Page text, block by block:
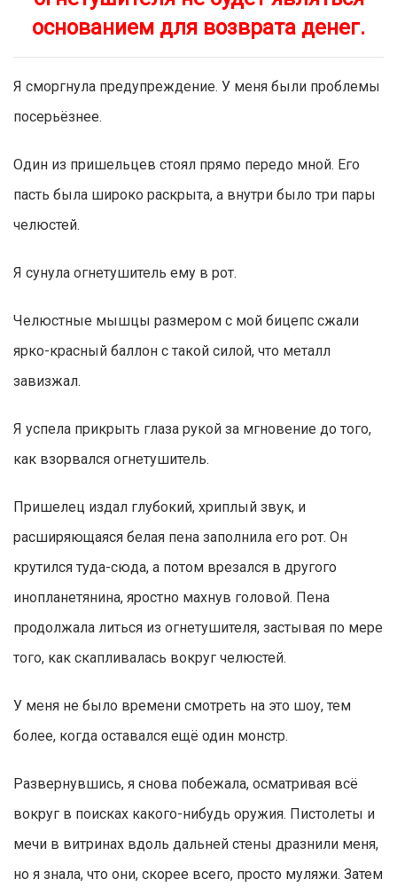
основанием для возврата денег.
Я сморгнула предупреждение. У меня были проблемы
посерьёзнее.
Один из пришельцев стоял прямо передо мной. Его
пасть была широко раскрыта, а внутри было три пары
челюстей.
Я сунула огнетушитель ему в рот.
Челюстные мышцы размером с мой бицепс сжали
ярко-красный баллон с такой силой, что металл
завизжал.
Я успела прикрыть глаза рукой за мгновение до того,
как взорвался огнетушитель.
Пришелец издал глубокий, хриплый звук, и
расширяющаяся белая пена заполнила его рот. Он
крутился туда-сюда, а потом врезался в другого
инопланетянина, яростно махнув головой. Пена
продолжала литься из огнетушителя, застывая по мере
того, как скапливалась вокруг челюстей.
У меня не было времени смотреть на это шоу, тем
более, когда оставался ещё один монстр.
Развернувшись, я снова побежала, осматривая всё
вокруг в поисках какого-нибудь оружия. Пистолеты и
мечи в витринах вдоль дальней стены дразнили меня,
но я знала, что они, скорее всего, просто муляжи. Затем